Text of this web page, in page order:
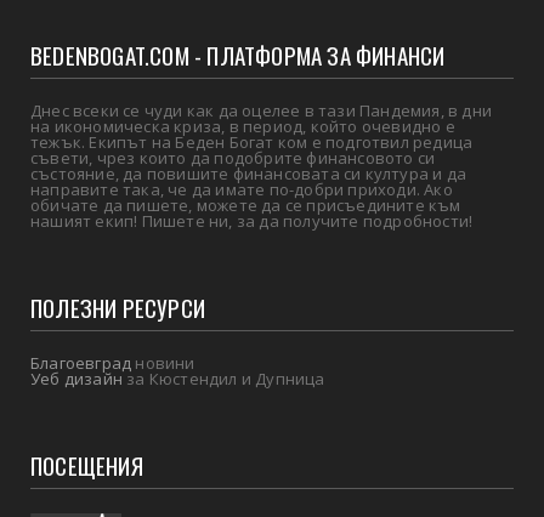
BEDENBOGAT.COM - ПЛАТФОРМА ЗА ФИНАНСИ
Днес всеки се чуди как да оцелее в тази Пандемия, в дни
на икономическа криза, в период, който очевидно е
тежък. Екипът на Беден Богат ком е подготвил редица
съвети, чрез които да подобрите финансовото си
състояние, да повишите финансовата си култура и да
направите така, че да имате по-добри приходи. Ако
обичате да пишете, можете да се присъедините към
нашият екип! Пишете ни, за да получите подробности!
ПОЛЕЗНИ РЕСУРСИ
Благоевград новини
Уеб дизайнза Кюстендил и Дупница
ПОСЕЩЕНИЯ